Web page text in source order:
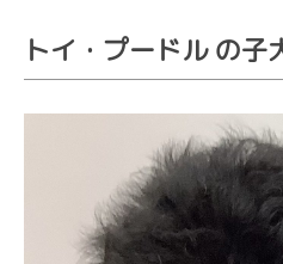
トイ・プードル の子